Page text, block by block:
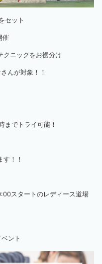
セット
催
クニックをお裾分け
んが対象！！
までトライ可能！
！！
スタートのレディース道場
ント